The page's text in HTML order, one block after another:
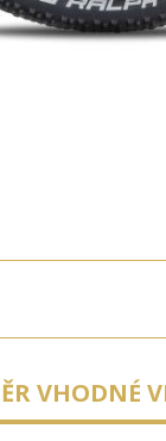
VHODNÉ